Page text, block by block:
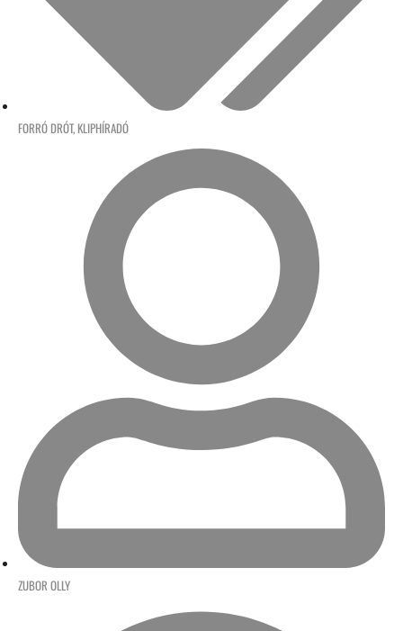
FORRÓ DRÓT, KLIPHÍRADÓ
ZUBOR OLLY